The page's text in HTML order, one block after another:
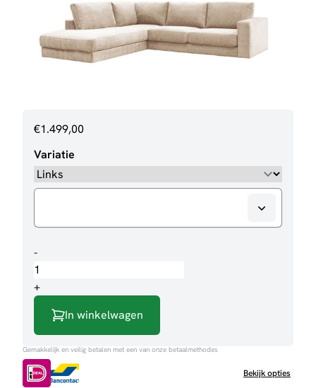
€1.499,00
Variatie
-Loungebank
Valero
aantal
+
In winkelwagen
Gemakkelijk en veilig betalen met een van onze betaalmethodes
Bekijk opties